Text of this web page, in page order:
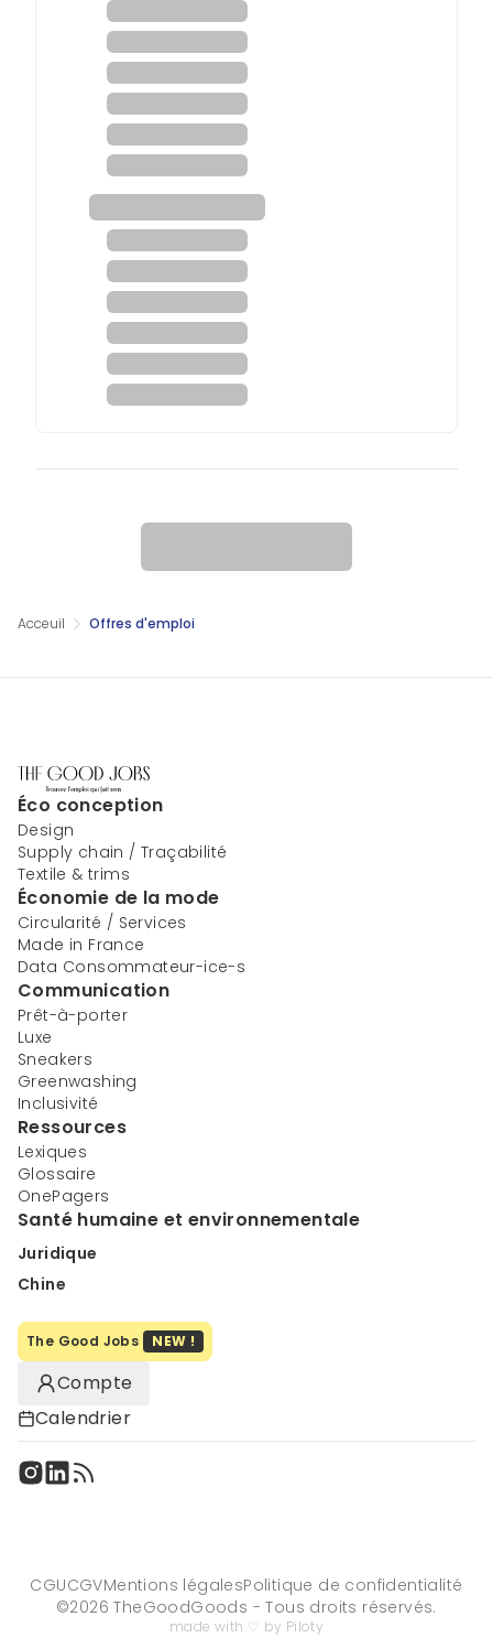
Acceuil Offres d'emploi
Éco conception
Design
Supply chain / Traçabilité
Textile & trims
Économie de la mode
Circularité / Services
Made in France
Data Consommateur-ice-s
Communication
Prêt-à-porter
Luxe
Sneakers
Greenwashing
Inclusivité
Ressources
Lexiques
Glossaire
OnePagers
Santé humaine et environnementale
Juridique
Chine
The Good Jobs NEW !
Compte
Calendrier
CGUCGVMentions légalesPolitique de confidentialité
©2026 TheGoodGoods - Tous droits réservés.
made with ♡ by Piloty